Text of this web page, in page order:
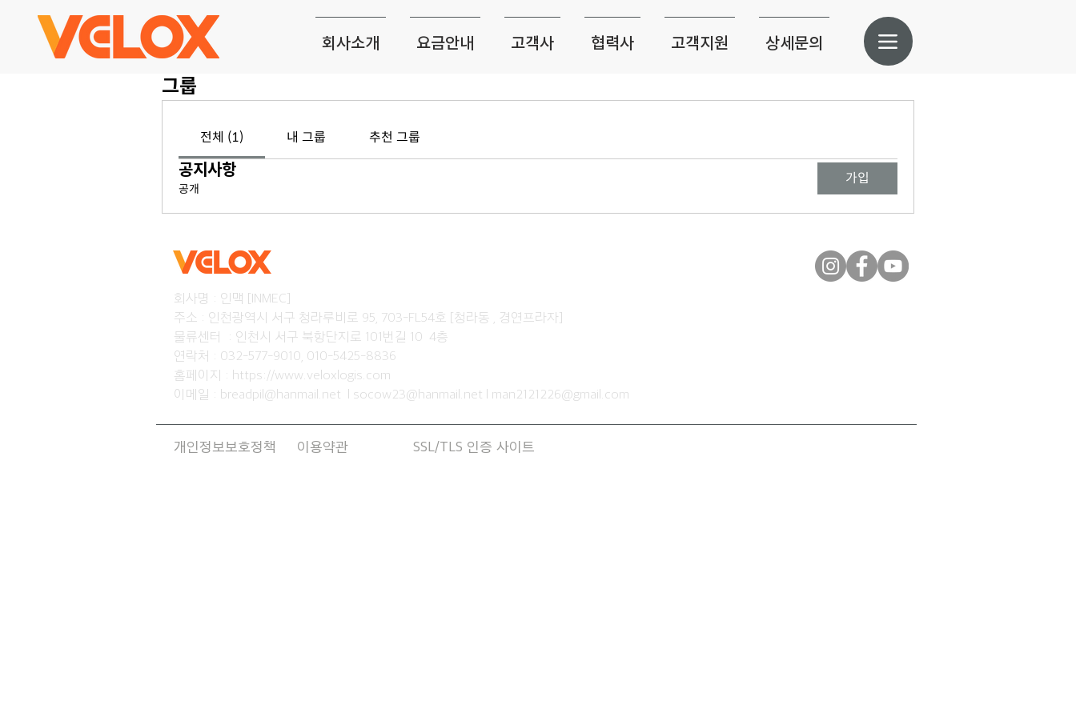
회사소개 요금안내 고객사 협력사 고객지원 상세문의
그룹
전체 (1) 내 그룹 추천 그룹
공지사항
공개
가입
회사명 : 인맥 [INMEC]
주소 : 인천광역시 서구 청라루비로 95, 703-FL54호 [청라동 , 경연프라자]
물류센터 : 인천시 서구 북항단지로 101번길 10 4층
연락처 : 032-577-9010, 010-5425-8836
홈페이지 : https://www.veloxlogis.com
이메일 : breadpil@hanmail.net l socow23@hanmail.net l man2121226@gmail.com
개인정보보호정책 이용약관 SSL/TLS 인증 사이트